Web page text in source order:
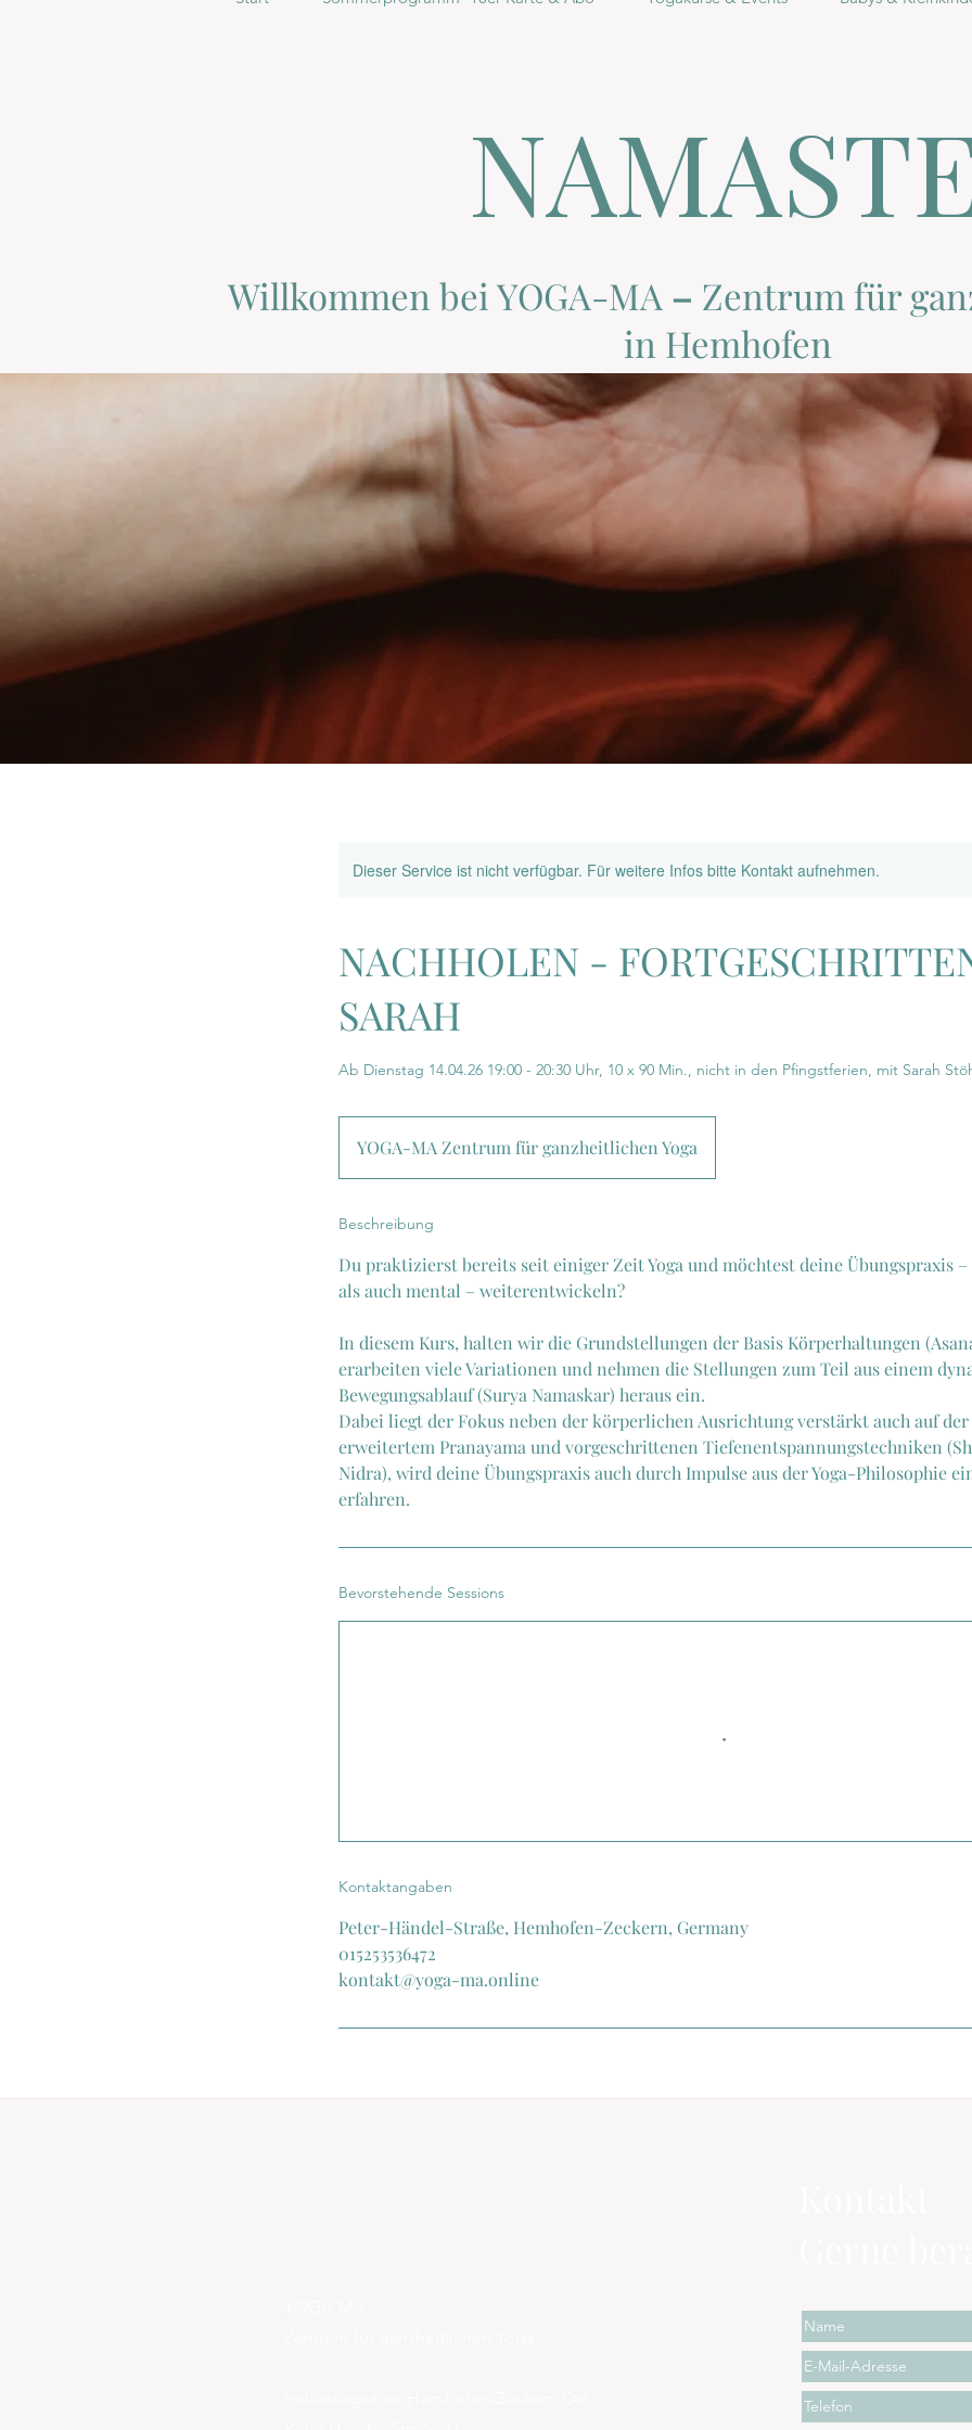
Willkommen bei YOGA-MA – Zentrum für
in Hemhofen
Dieser Service ist nicht verfügbar. Für weitere Infos bitte Kontakt aufnehmen.
NACHHOLEN -
SARAH
Ab Dienstag 14.04.26 19:00 - 20:30 Uhr, 10 x 90 Min., nicht in den Pfingstferien, mit Sarah
YOGA-MA Zentrum für ganzheitlichen Yoga
Beschreibung
Du praktizierst bereits seit einiger Zeit Yoga und möchtest deine Übungspraxis
als auch mental – weiterentwickeln?
In diesem Kurs, halten wir die Grundstellungen der Basis Körperhaltungen
erarbeiten viele Variationen und nehmen die Stellungen zum Teil aus einem
Bewegungsablauf (Surya Namaskar) heraus ein.
Dabei liegt der Fokus neben der körperlichen Ausrichtung verstärkt auch auf der
erweitertem Pranayama und vorgeschrittenen Tiefenentspannungstechniken
Nidra), wird deine Übungspraxis auch durch Impulse aus der Yoga-Philosophie
Bevorstehende Sessions
Kontaktangaben
Peter-Händel-Straße, Hemhofen-Zeckern, Germany
015253536472
kontakt@yoga-ma.online